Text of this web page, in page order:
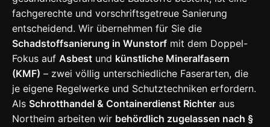
fachgerechte und vorschriftsgetreue Sanierung
entscheidend. Wir übernehmen für Sie die
Schadstoffsanierung in Wunstorf mit dem Doppel-
Fokus auf Asbest und künstliche Mineralfasern
(KMF) – zwei völlig unterschiedliche Faserarten, die
je eigene Regelwerke und Schutztechniken erfordern.
Als Schrotthandel & Containerdienst Richter aus
Northeim arbeiten wir behördlich zugelassen nach §